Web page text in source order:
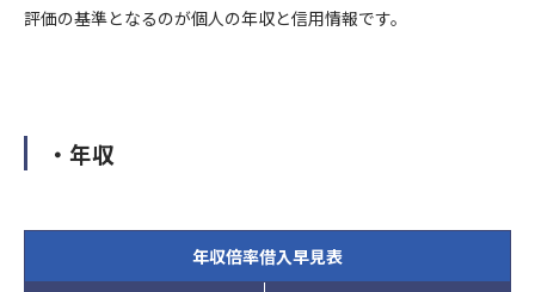
評価の基準となるのが個人の年収と信用情報です。
・年収
年収倍率借入早見表
たは利用停止などに関する請求については、データ保有者である
たします。
記載の保険会社の事故相談窓口にもお問い合わせいただくことが
できます。
当社は、政治的見解、信教(宗教、思想および信条をいいます)、
③公衆衛生の向上又は児童の健全な育成の推進のために特に必要
他の個人データの安全管理のため、安全管理に関する取扱い規定
7）個人データの第三者への提供
節税金額
万円/年
節税金額
万円/年
ぼすおそれがあるとき。
当社は、政治的見解、信教(宗教、思想および信条をいいます)、
情報」といいます)を掲げる場合を除くほか、取得、利用または
第三者提供を行いません。